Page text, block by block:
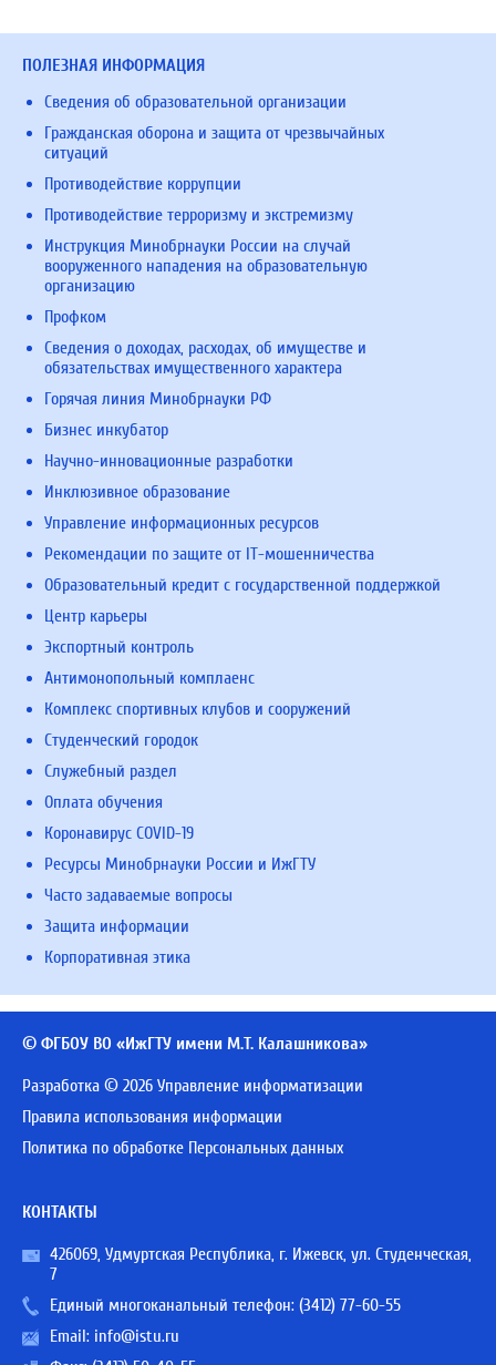
ПОЛЕЗНАЯ ИНФОРМАЦИЯ
Сведения об образовательной организации
Гражданская оборона и защита от чрезвычайных
ситуаций
Противодействие коррупции
Противодействие терроризму и экстремизму
Инструкция Минобрнауки России на случай
вооруженного нападения на образовательную
организацию
Профком
Сведения о доходах, расходах, об имуществе и
обязательствах имущественного характера
Горячая линия Минобрнауки РФ
Бизнес инкубатор
Научно-инновационные разработки
Инклюзивное образование
Управление информационных ресурсов
Рекомендации по защите от IT-мошенничества
Образовательный кредит с государственной поддержкой
Центр карьеры
Экспортный контроль
Антимонопольный комплаенс
Комплекс спортивных клубов и сооружений
Студенческий городок
Служебный раздел
Оплата обучения
Коронавирус COVID-19
Ресурсы Минобрнауки России и ИжГТУ
Часто задаваемые вопросы
Защита информации
Корпоративная этика
© ФГБОУ ВО «ИжГТУ имени М.Т. Калашникова»
Разработка © 2026 Управление информатизации
Правила использования информации
Политика по обработке Персональных данных
КОНТАКТЫ
426069, Удмуртская Республика, г. Ижевск, ул. Студенческая,
7
Единый многоканальный телефон: (3412) 77-60-55
Email: info@istu.ru